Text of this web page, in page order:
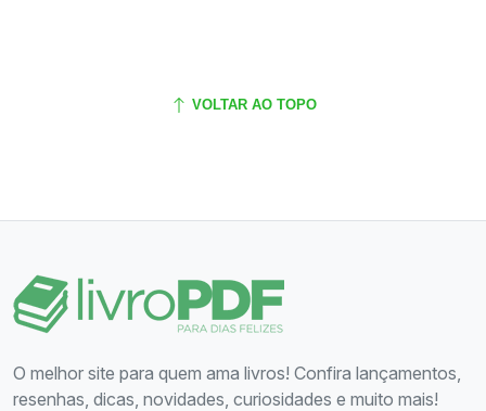
VOLTAR AO TOPO
O melhor site para quem ama livros! Confira lançamentos,
resenhas, dicas, novidades, curiosidades e muito mais!